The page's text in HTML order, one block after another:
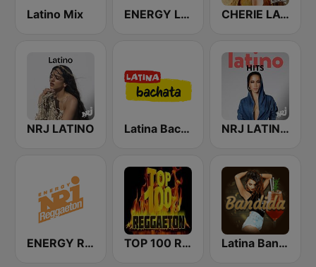
Latino Mix ENERGY Latin CHERIE LATINO
NRJ LATINO Latina Bachata NRJ LATINO HITS
ENERGY Reggaeton TOP 100 Reggaeton Exitos del Momento Radio Latina Bandida!